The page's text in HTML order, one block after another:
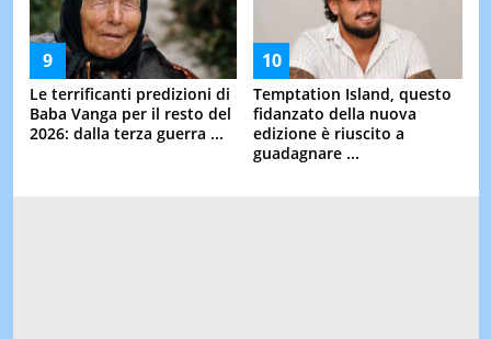
Le terrificanti predizioni di
Baba Vanga per il resto del
2026: dalla terza guerra ...
Temptation Island, questo
fidanzato della nuova
edizione è riuscito a
guadagnare ...